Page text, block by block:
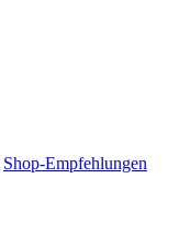
Shop-Empfehlungen